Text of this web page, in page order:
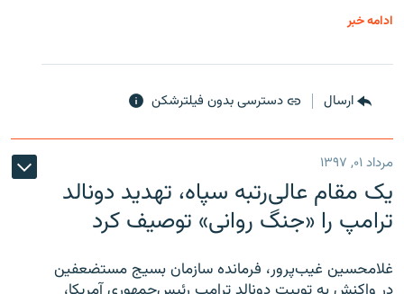
ادامه خبر
ارسال دسترسی بدون فیلترشکن
مرداد ۰۱, ۱۳۹۷
یک مقام عالی‌رتبه سپاه، تهدید دونالد
ترامپ را «جنگ روانی» توصیف کرد
غلامحسین غیب‌پرور، فرمانده سازمان بسیج مستضعفین